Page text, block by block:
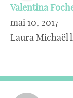
Valentina
mai 10, 2017
Laura Michaël